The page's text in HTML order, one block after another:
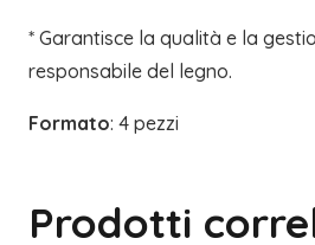
* Garantisce la qualità e la
responsabile del legno.
Formato: 4 pezzi
Prodotti